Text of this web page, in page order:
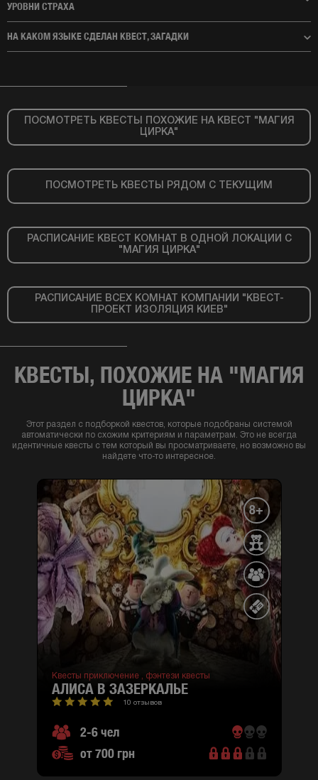
УРОВНИ СТРАХА
НА КАКОМ ЯЗЫКЕ СДЕЛАН КВЕСТ, ЗАГАДКИ
ПОСМОТРЕТЬ КВЕСТЫ ПОХОЖИЕ НА КВЕСТ "МАГИЯ
ЦИРКА"
ПОСМОТРЕТЬ КВЕСТЫ РЯДОМ С ТЕКУЩИМ
РАСПИСАНИЕ КВЕСТ КОМНАТ В ОДНОЙ ЛОКАЦИИ С
"МАГИЯ ЦИРКА"
РАСПИСАНИЕ ВСЕХ КОМНАТ КОМПАНИИ "КВЕСТ-
ПРОЕКТ ИЗОЛЯЦИЯ КИЕВ"
КВЕСТЫ, ПОХОЖИЕ НА "МАГИЯ
ЦИРКА"
Этот раздел с подборкой квестов, которые подобраны системой
автоматически по схожим критериям и параметрам. Это не всегда
идентичные квесты с тем который вы просматриваете, но возможно вы
найдете что-то интересное.
8+
Квесты приключение , фэнтези квесты
АЛИСА В ЗАЗЕРКАЛЬЕ
10 отзывов
2-6 чел
от 700 грн